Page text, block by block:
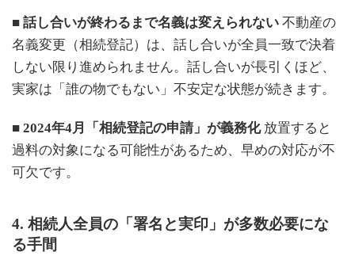
■ 話し合いが終わるまで名義は変えられない 不動産の
名義変更（相続登記）は、話し合いが全員一致で決着
しない限り進められません。話し合いが長引くほど、
実家は「誰の物でもない」不安定な状態が続きます。
■ 2024年4月「相続登記の申請」が義務化放置すると
過料の対象になる可能性があるため、早めの対応が不
可欠です。
4. 相続人全員の「署名と実印」が多数必要にな
る手間